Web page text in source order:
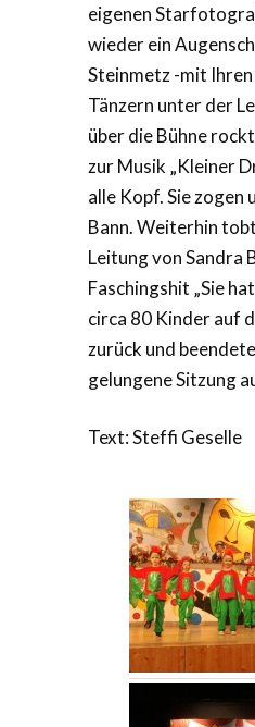
eigenen
wieder ein
Steinmetz -mit
Tänzern unter der
über die Bühne
zur Musik „Kleiner
alle Kopf. Sie
Bann. Weiterhin
Leitung von Sandra
Faschingshit „Sie
circa 80 Kinder auf
zurück und
gelungene Sitzung
Text: Steffi Geselle